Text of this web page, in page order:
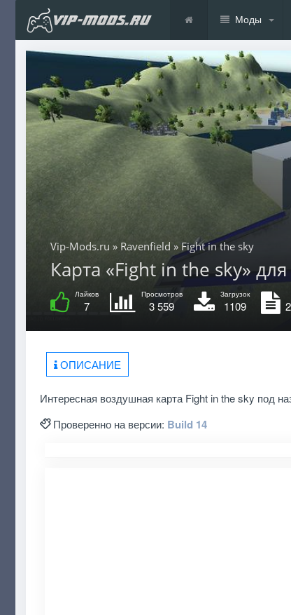
Моды
Vip-Mods.ru » Ravenfield » Fight in the sky
Карта «Fight in the sky»
Лайков
7
Просмотров
3 559
Загрузок
1109
ОПИСАНИЕ
Интересная воздушная карта Fight in the sky под
Проверенно на версии: Build 14